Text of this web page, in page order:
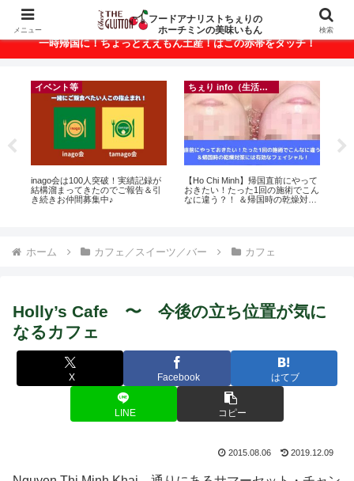
ベトナム・ホーチミンの美味いもんが満載！
一時帰国に！ちょっとええもん土産！はこの赤帯をタッチ！
イベント等
inago会は100人突破！実績記録が
結構溜まってきたのでご報告＆引
き続きお仲間募集中♪
ちぇり info（生活情報）
【Ho Chi Minh】帰国直前にやって
おきたい！たった1回の施術でこん
なに違う？！ ＆帰国時の乾燥対策
ホーム カフェ／スイーツ／バー カフェ
Holly’s Cafe 〜 今後の立ち位置が気に
なるカフェ
X Facebook はてブ
LINE コピー
2015.08.06 2019.12.09
メニュー
フードアナリストちぇりの
ホーチミンの美味いもん
検索